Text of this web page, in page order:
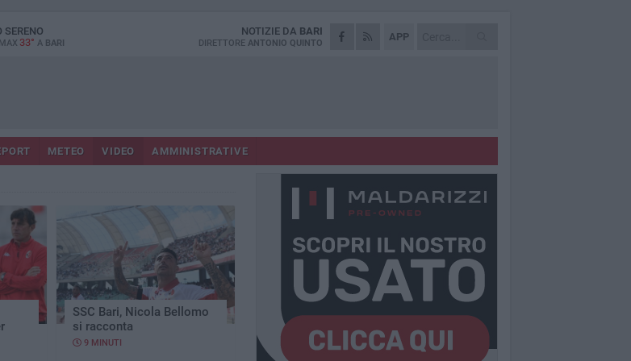
SERENO
MAX 33° A BARI
APP
NOTIZIE DA BARI
DIRETTORE ANTONIO QUINTO
METEO VIDEO AMMINISTRATIVE
SSC Bari, Nicola Bellomo
si racconta
9 MINUTI